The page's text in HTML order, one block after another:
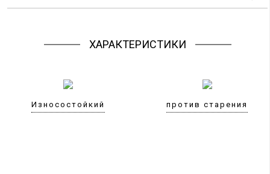
ХАРАКТЕРИСТИКИ
Износостойкий против старения